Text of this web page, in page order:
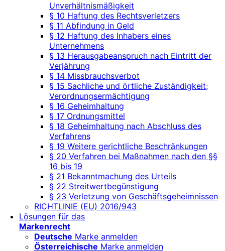
Unverhältnismäßigkeit
§ 10 Haftung des Rechtsverletzers
§ 11 Abfindung in Geld
§ 12 Haftung des Inhabers eines
Unternehmens
§ 13 Herausgabeanspruch nach Eintritt der
Verjährung
§ 14 Missbrauchsverbot
§ 15 Sachliche und örtliche Zuständigkeit;
Verordnungsermächtigung
§ 16 Geheimhaltung
§ 17 Ordnungsmittel
§ 18 Geheimhaltung nach Abschluss des
Verfahrens
§ 19 Weitere gerichtliche Beschränkungen
§ 20 Verfahren bei Maßnahmen nach den §§
16 bis 19
§ 21 Bekanntmachung des Urteils
§ 22 Streitwertbegünstigung
§ 23 Verletzung von Geschäftsgeheimnissen
RICHTLINIE (EU) 2016/943
Lösungen für das
Markenrecht
Deutsche Marke anmelden
Österreichische Marke anmelden